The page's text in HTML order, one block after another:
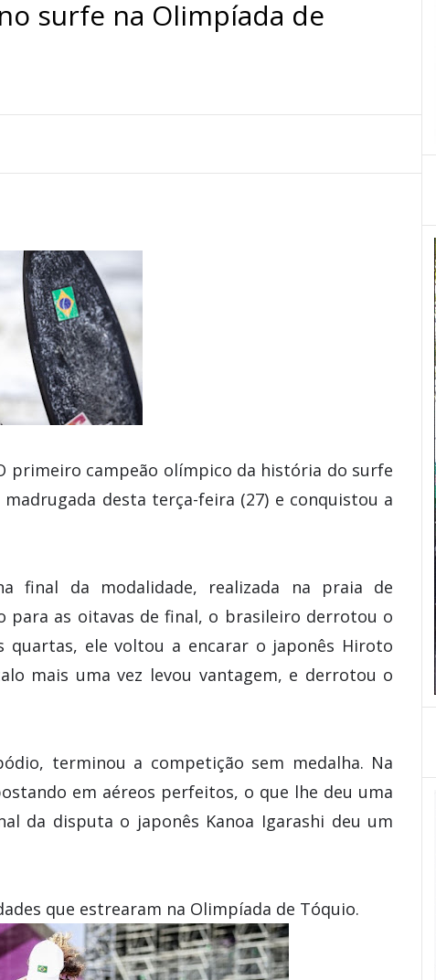
surfe na Olimpíada de
primeiro campeão olímpico da história do surfe
desta terça-feira (27) e conquistou a
final da modalidade, realizada na praia de
para as oitavas de final, o brasileiro derrotou o
quartas, ele voltou a encarar o japonês Hiroto
mais uma vez levou vantagem, e derrotou o
terminou a competição sem medalha. Na
em aéreos perfeitos, o que lhe deu uma
da disputa o japonês Kanoa Igarashi deu um
que estrearam na Olimpíada de Tóquio.